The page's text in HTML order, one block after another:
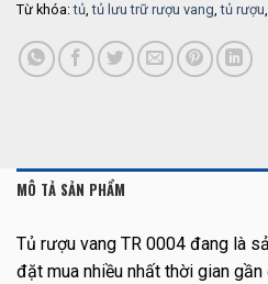
Từ khóa:tủ,tủ lưu trữ rượu vang,tủ rượu
MÔ TẢ SẢN PHẨM
Tủ rượu vang TR 0004 đang là
đặt mua nhiều nhất thời gian